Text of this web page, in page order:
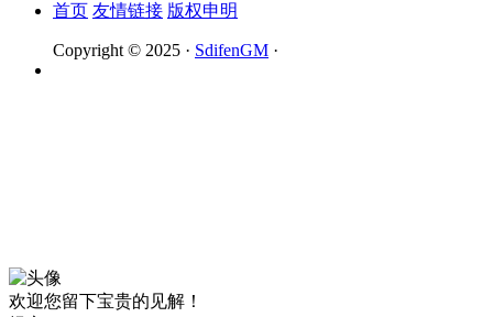
首页 友情链接 版权申明
Copyright © 2025 · SdifenGM ·
欢迎您留下宝贵的见解！